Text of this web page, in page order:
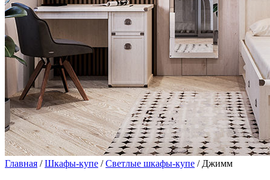
Главная /Шкафы-купе /Светлые шкафы-купе / Джимм